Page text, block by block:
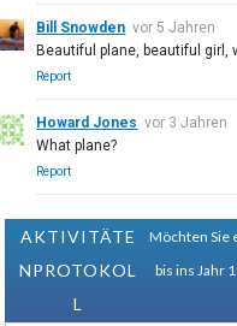
Bill Snowden vor 5 Jahren
Beautiful plane, beautiful girl,
Report
Howard Jones vor 3 Jahren
What plane?
Report
AKTIVITÄTE
NPROTOKOL
L
Möchten Sie
bis ins Jahr